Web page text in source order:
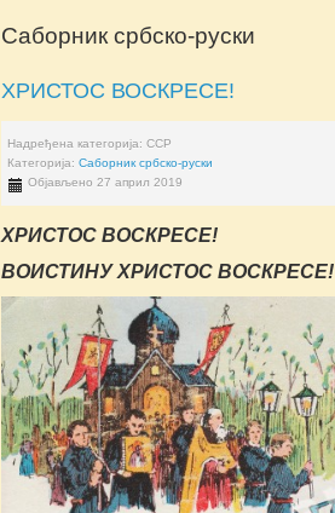
Саборник србско-руски
ХРИСТОС ВОСКРЕСЕ!
Надређена категорија:ССР
Категорија:Саборник србско-руски
Објављено 27 април 2019
ХРИСТОС ВОСКРЕСЕ!
ВОИСТИНУ ХРИСТОС ВОСКРЕСЕ!